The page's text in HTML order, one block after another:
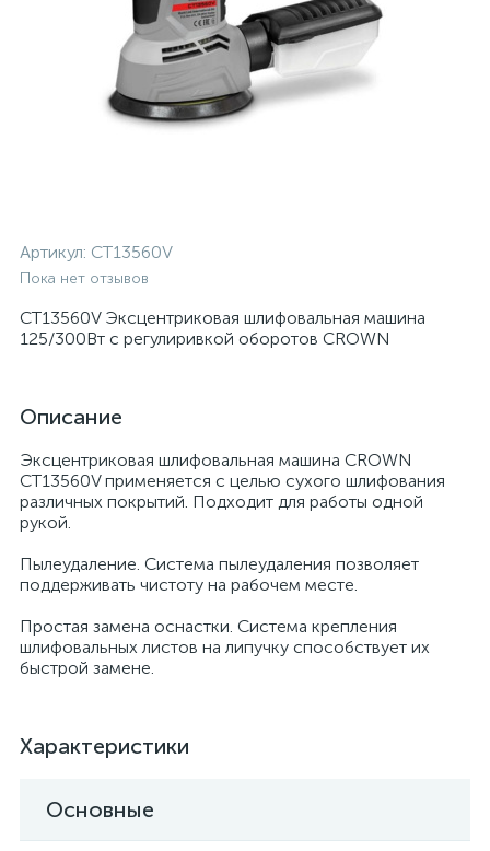
Артикул: CT13560V
Пока нет отзывов
CT13560V Эксцентриковая шлифовальная машина
125/300Вт с регулиривкой оборотов CROWN
Описание
Эксцентриковая шлифовальная машина CROWN
CT13560V применяется с целью сухого шлифования
различных покрытий. Подходит для работы одной
рукой.
Пылеудаление. Система пылеудаления позволяет
поддерживать чистоту на рабочем месте.
Простая замена оснастки. Система крепления
шлифовальных листов на липучку способствует их
быстрой замене.
Характеристики
Основные